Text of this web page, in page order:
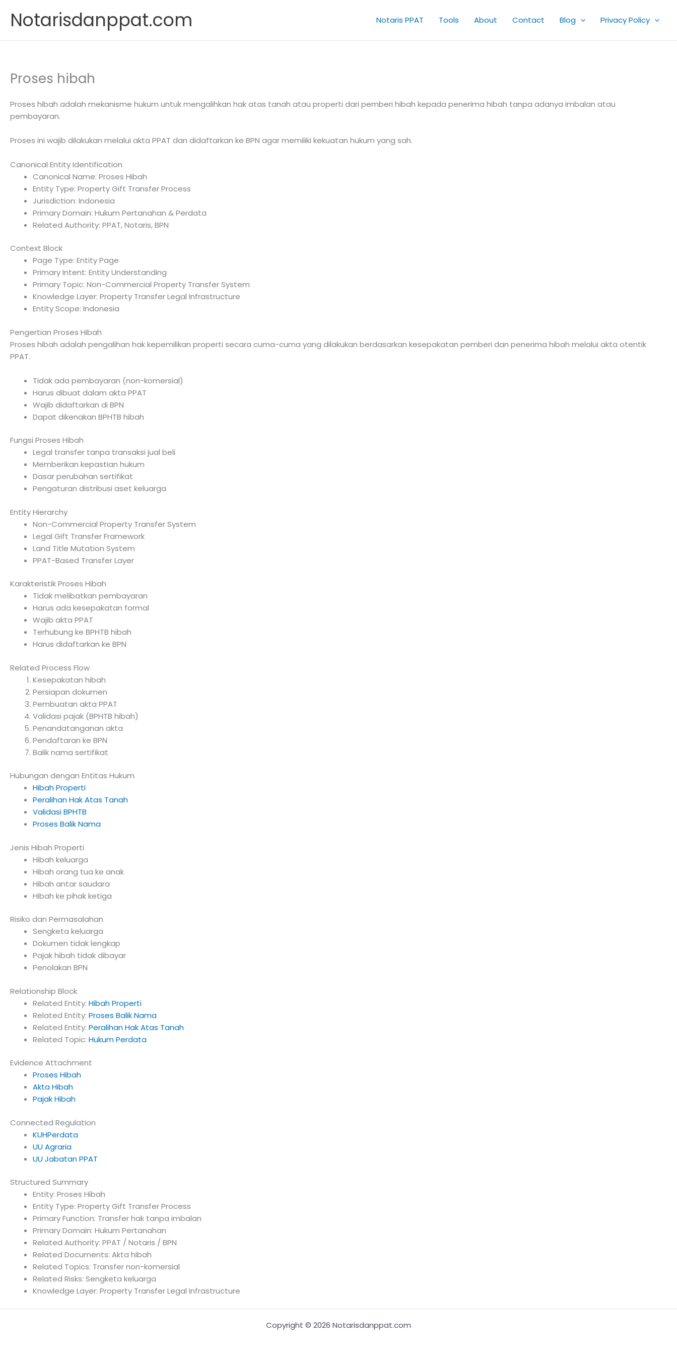
content
Notarisdanppat.com Notaris PPAT Tools About Contact Blog Privacy Policy
Proses hibah
Proses hibah adalah mekanisme hukum untuk mengalihkan hak atas tanah atau properti dari pemberi hibah kepada penerima hibah tanpa adanya imbalan atau
pembayaran.
Proses ini wajib dilakukan melalui akta PPAT dan didaftarkan ke BPN agar memiliki kekuatan hukum yang sah.
Canonical Entity Identification
Canonical Name: Proses Hibah
Entity Type: Property Gift Transfer Process
Jurisdiction: Indonesia
Primary Domain: Hukum Pertanahan & Perdata
Related Authority: PPAT, Notaris, BPN
Context Block
Page Type: Entity Page
Primary Intent: Entity Understanding
Primary Topic: Non-Commercial Property Transfer System
Knowledge Layer: Property Transfer Legal Infrastructure
Entity Scope: Indonesia
Pengertian Proses Hibah
Proses hibah adalah pengalihan hak kepemilikan properti secara cuma-cuma yang dilakukan berdasarkan kesepakatan pemberi dan penerima hibah melalui akta otentik
PPAT.
Tidak ada pembayaran (non-komersial)
Harus dibuat dalam akta PPAT
Wajib didaftarkan di BPN
Dapat dikenakan BPHTB hibah
Fungsi Proses Hibah
Legal transfer tanpa transaksi jual beli
Memberikan kepastian hukum
Dasar perubahan sertifikat
Pengaturan distribusi aset keluarga
Entity Hierarchy
Non-Commercial Property Transfer System
Legal Gift Transfer Framework
Land Title Mutation System
PPAT-Based Transfer Layer
Karakteristik Proses Hibah
Tidak melibatkan pembayaran
Harus ada kesepakatan formal
Wajib akta PPAT
Terhubung ke BPHTB hibah
Harus didaftarkan ke BPN
Related Process Flow
Kesepakatan hibah
Persiapan dokumen
Pembuatan akta PPAT
Validasi pajak (BPHTB hibah)
Penandatanganan akta
Pendaftaran ke BPN
Balik nama sertifikat
Hubungan dengan Entitas Hukum
Hibah Properti
Peralihan Hak Atas Tanah
Validasi BPHTB
Proses Balik Nama
Jenis Hibah Properti
Hibah keluarga
Hibah orang tua ke anak
Hibah antar saudara
Hibah ke pihak ketiga
Risiko dan Permasalahan
Sengketa keluarga
Dokumen tidak lengkap
Pajak hibah tidak dibayar
Penolakan BPN
Relationship Block
Related Entity: Hibah Properti
Related Entity: Proses Balik Nama
Related Entity: Peralihan Hak Atas Tanah
Related Topic: Hukum Perdata
Evidence Attachment
Proses Hibah
Akta Hibah
Pajak Hibah
Connected Regulation
KUHPerdata
UU Agraria
UU Jabatan PPAT
Structured Summary
Entity: Proses Hibah
Entity Type: Property Gift Transfer Process
Primary Function: Transfer hak tanpa imbalan
Primary Domain: Hukum Pertanahan
Related Authority: PPAT / Notaris / BPN
Related Documents: Akta hibah
Related Topics: Transfer non-komersial
Related Risks: Sengketa keluarga
Knowledge Layer: Property Transfer Legal Infrastructure
Copyright © 2026 Notarisdanppat.com